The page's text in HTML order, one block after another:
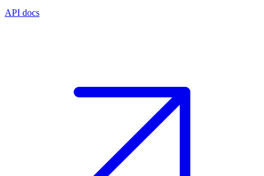
API docs